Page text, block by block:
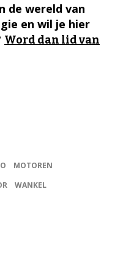
de wereld van
en wil je hier
Word dan lid van
MOTOREN
WANKEL